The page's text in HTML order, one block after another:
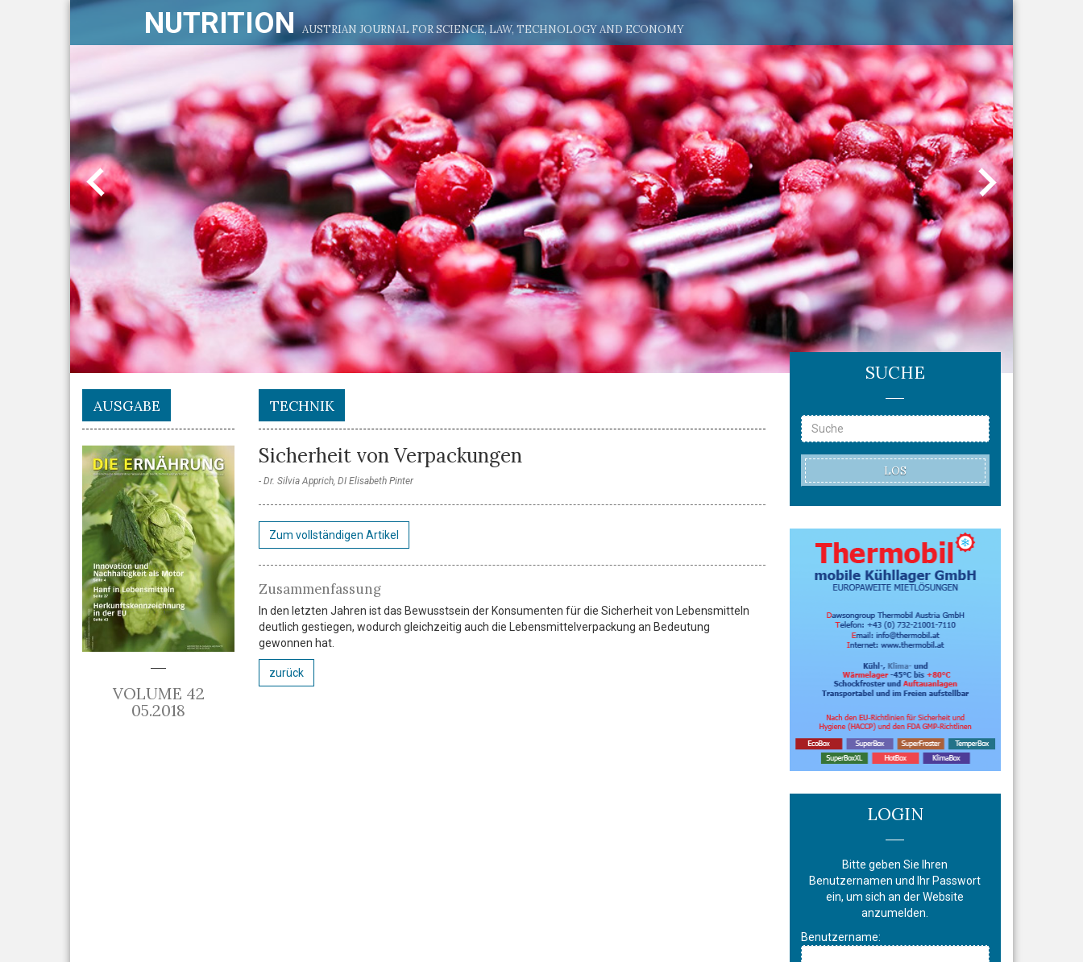
NUTRITIONAUSTRIAN JOURNAL FOR SCIENCE, LAW, TECHNOLOGY AND ECONOMY
AUSGABE
VOLUME 42
05.2018
TECHNIK
Sicherheit von Verpackungen
Dr. Silvia Apprich, DI Elisabeth Pinter
Zum vollständigen Artikel
Zusammenfassung
In den letzten Jahren ist das Bewusstsein der Konsumenten für die Sicherheit von Lebensmitteln
deutlich gestiegen, wodurch gleichzeitig auch die Lebensmittelverpackung an Bedeutung
gewonnen hat.
zurück
SUCHE
LOS
LOGIN
Bitte geben Sie Ihren
Benutzernamen und Ihr Passwort
ein, um sich an der Website
anzumelden.
Benutzername: